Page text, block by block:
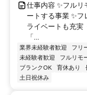
仕事内容 ✨フル
ートする事業 ✨
ライベートも充実
「...
業界未経験者歓迎 フリ
未経験者歓迎
フルリモ
ブランクOK
育休あり
土日祝休み